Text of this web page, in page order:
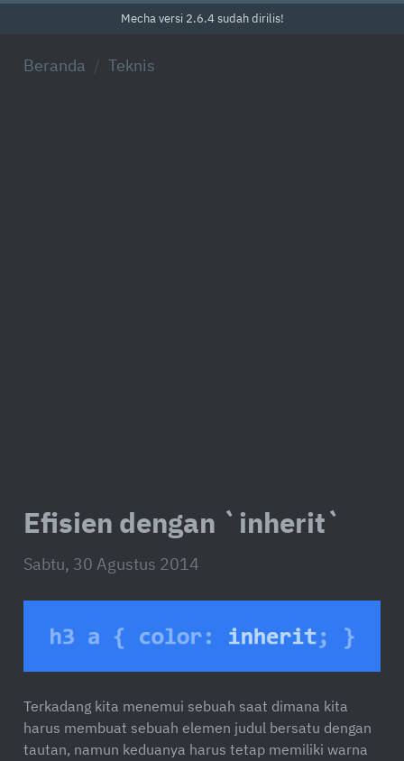
Mecha versi 2.6.4 sudah dirilis!
Beranda Teknis
Efisien dengan `inherit`
Sabtu, 30 Agustus 2014
Terkadang kita menemui sebuah saat dimana kita
harus membuat sebuah elemen judul bersatu dengan
tautan, namun keduanya harus tetap memiliki warna